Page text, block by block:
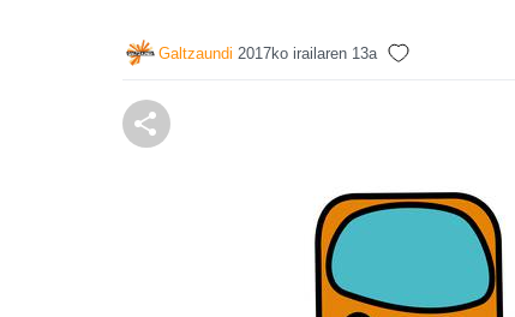
Galtzaundi 2017ko irailaren 13a